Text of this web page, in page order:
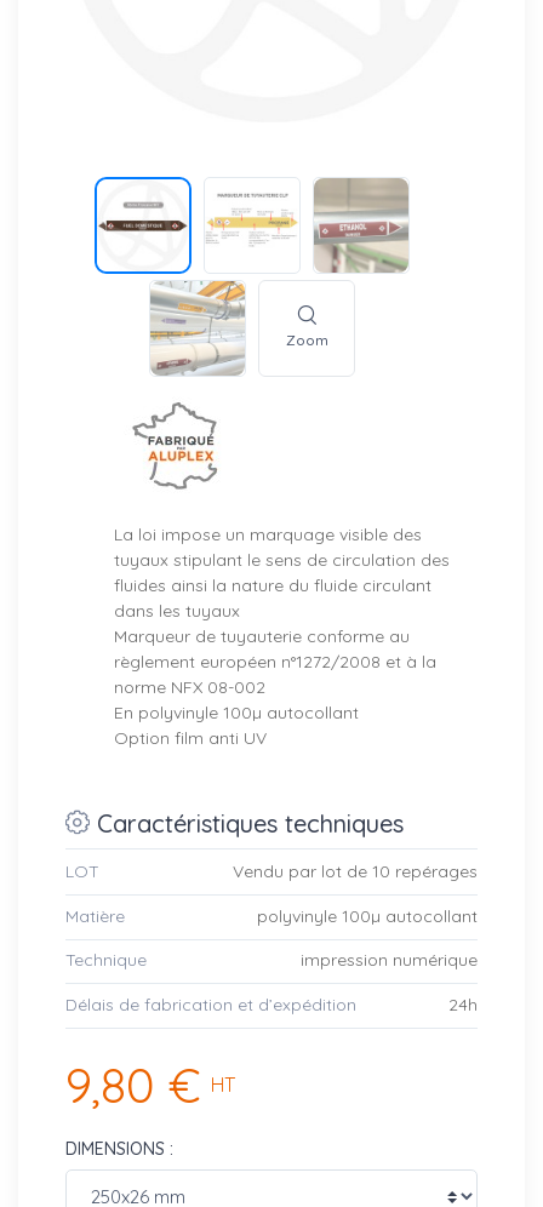
Zoom
La loi impose un marquage visible des
tuyaux stipulant le sens de circulation des
fluides ainsi la nature du fluide circulant
dans les tuyaux
Marqueur de tuyauterie conforme au
règlement européen n°1272/2008 et à la
norme NFX 08-002
En polyvinyle 100µ autocollant
Option film anti UV
Caractéristiques techniques
LOT Vendu par lot de 10 repérages
Matière polyvinyle 100µ autocollant
Technique impression numérique
Délais de fabrication et d’expédition 24h
9,80 € HT
DIMENSIONS :